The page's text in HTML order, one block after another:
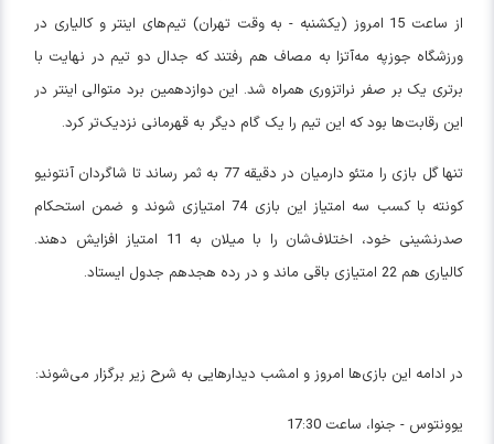
از ساعت 15 امروز (یکشنبه - به وقت تهران) تیم‌های اینتر و کالیاری در
ورزشگاه جوزپه مه‌آتزا به مصاف هم رفتند که جدال دو تیم در نهایت با
برتری یک بر صفر نراتزوری همراه شد. این دوازدهمین برد متوالی اینتر در
این رقابت‌ها بود که این تیم را یک گام دیگر به قهرمانی نزدیک‌تر کرد.
تنها گل بازی را متئو دارمیان در دقیقه 77 به ثمر رساند تا شاگردان آنتونیو
کونته با کسب سه امتیاز این بازی 74 امتیازی شوند و ضمن استحکام
صدرنشینی خود، اختلاف‌شان را با میلان به 11 امتیاز افزایش دهند.
کالیاری هم 22 امتیازی باقی ماند و در رده هجدهم جدول ایستاد.
در ادامه این بازی‌ها امروز و امشب دیدارهایی به شرح زیر برگزار می‌شوند:
یوونتوس - جنوا، ساعت 17:30